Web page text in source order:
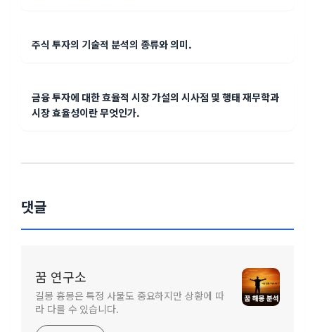
주식 투자의 기술적 분석의 종류와 의미.
금융 투자에 대한 효율적 시장 가설의 시사점 및 행태 재무학과
시장 효율성이란 무엇인가.
댓글
꿈 연구소
길몽 흉몽은 특정 사물도 중요하지만 상황에 따
라 다를 수 있습니다.